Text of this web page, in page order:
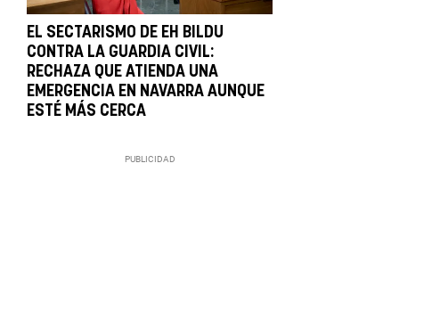
EL SECTARISMO DE EH BILDU
CONTRA LA GUARDIA CIVIL:
RECHAZA QUE ATIENDA UNA
EMERGENCIA EN NAVARRA AUNQUE
ESTÉ MÁS CERCA